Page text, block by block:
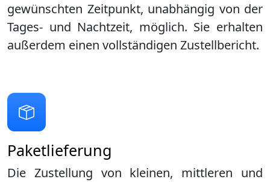
Paketlieferung
Die Zustellung von kleinen, mittleren und
gewünschten Zeitpunkt, unabhängig von der
Tages- und Nachtzeit, möglich. Sie erhalten
außerdem einen vollständigen Zustellbericht.